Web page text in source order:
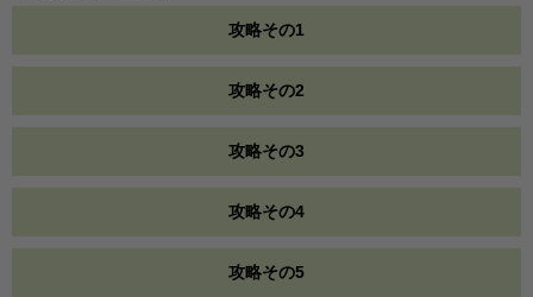
攻略その1
攻略その2
攻略その3
攻略その4
攻略その5